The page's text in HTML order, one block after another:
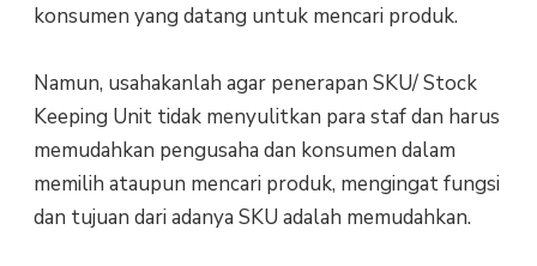
konsumen yang datang untuk mencari produk.
Namun, usahakanlah agar penerapan SKU/ Stock
Keeping Unit tidak menyulitkan para staf dan harus
memudahkan pengusaha dan konsumen dalam
memilih ataupun mencari produk, mengingat fungsi
dan tujuan dari adanya SKU adalah memudahkan.